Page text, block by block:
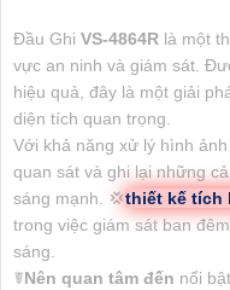
Đầu Ghi VS-4864R là một
vực an ninh và giám sát.
hiệu quả, đây là một giải
diện tích quan trọng.
Với khả năng xử lý hình
quan sát và ghi lại những
sáng mạnh. 💢thiết kế tích
trong việc giám sát ban
sáng.
☤Nên quan tâm đến nổi